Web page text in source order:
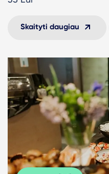
Skaityti daugiau